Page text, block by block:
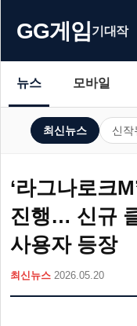
GG게임기대작
뉴스 모바일
최신뉴스 신작
‘라그나로크
진행… 신규
사용자 등장
최신뉴스 2026.05.20